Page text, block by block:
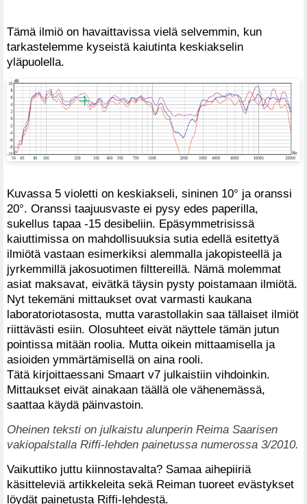
Tämä ilmiö on havaittavissa vielä selvemmin, kun
tarkastelemme kyseistä kaiutinta keskiakselin
yläpuolella.
Kuvassa 5 violetti on keskiakseli, sininen 10° ja oranssi
20°. Oranssi taajuusvaste ei pysy edes paperilla,
sukellus tapaa -15 desibeliin. Epäsymmetrisissä
kaiuttimissa on mahdollisuuksia sutia edellä esitettyä
ilmiötä vastaan esimerkiksi alemmalla jakopisteellä ja
jyrkemmillä jakosuotimen filttereillä. Nämä molemmat
asiat maksavat, eivätkä täysin pysty poistamaan ilmiötä.
Nyt tekemäni mittaukset ovat varmasti kaukana
laboratoriotasosta, mutta varastollakin saa tällaiset ilmiöt
riittävästi esiin. Olosuhteet eivät näyttele tämän jutun
pointissa mitään roolia. Mutta oikein mittaamisella ja
asioiden ymmärtämisellä on aina rooli.
Tätä kirjoittaessani Smaart v7 julkaistiin vihdoinkin.
Mittaukset eivät ainakaan täällä ole vähenemässä,
saattaa käydä päinvastoin.
Oheinen teksti on julkaistu alunperin Reima Saarisen
vakiopalstalla Riffi-lehden painetussa numerossa 3/2010.
Vaikuttiko juttu kiinnostavalta? Samaa aihepiiriä
käsitteleviä artikkeleita sekä Reiman tuoreet evästykset
löydät painetusta Riffi-lehdestä.